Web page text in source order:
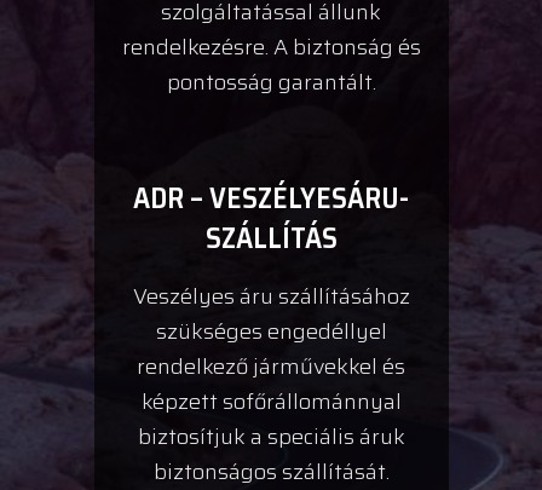
szolgáltatással állunk
rendelkezésre. A biztonság és
pontosság garantált.
ADR – VESZÉLYESÁRU-
SZÁLLÍTÁS
Veszélyes áru szállításához
szükséges engedéllyel
rendelkező járművekkel és
képzett sofőrállománnyal
biztosítjuk a speciális áruk
biztonságos szállítását.